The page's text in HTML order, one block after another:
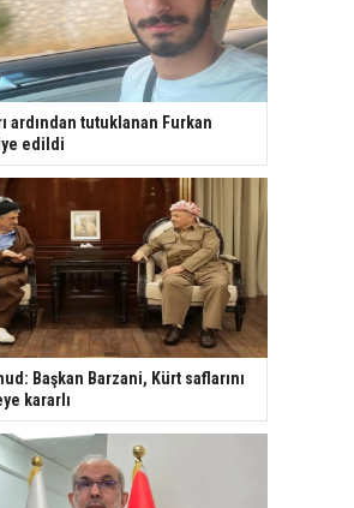
ardından tutuklanan Furkan
edildi
Başkan Barzani, Kürt saflarını
kararlı